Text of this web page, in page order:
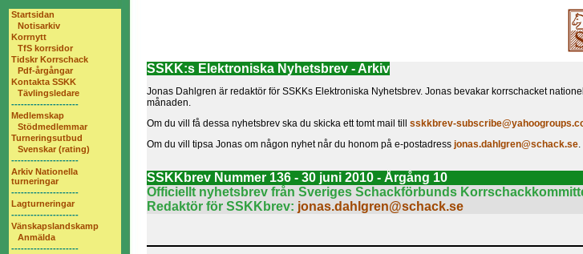
Startsidan
Notisarkiv
Korrnytt
TfS korrsidor
Tidskr Korrschack
Pdf-årgångar
Kontakta SSKK
Tävlingsledare
---------------------
Medlemskap
Stödmedlemmar
Turneringsutbud
Svenskar (rating)
---------------------
Arkiv Nationella
turneringar
---------------------
Lagturneringar
---------------------
Vänskapslandskamp
Anmälda
---------------------
SSKK:s Elektroniska Nyhetsbrev - Arkiv
Jonas Dahlgren är redaktör för SSKKs Elektroniska Nyhetsbrev. Jonas bevakar korrschacket
månaden.
Om du vill få dessa nyhetsbrev ska du skicka ett tomt mail till sskkbrev-
Om du vill tipsa Jonas om någon nyhet når du honom på e-postadress jonas.dahlgren@schack.se.
SSKKbrev Nummer 136 - 30 juni 2010 - Årgång 10
Officiellt nyhetsbrev från Sveriges Schackförbunds
Redaktör för SSKKbrev: jonas.dahlgren@schack.se